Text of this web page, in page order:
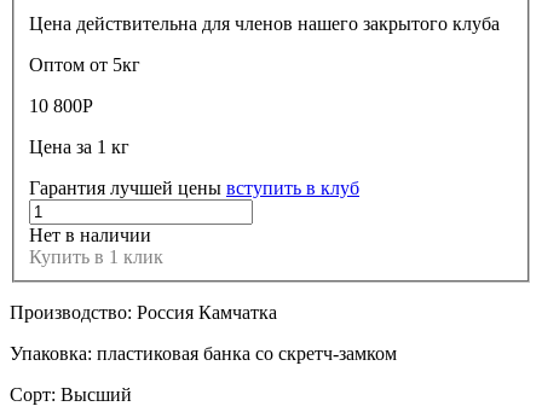
Цена действительна для членов нашего закрытого клуба
Оптом от 5кг
10 800Р
Цена за 1 кг
Гарантия лучшей цены вступить в клуб
Нет в наличии
Купить в 1 клик
Производство: Россия Камчатка
Упаковка: пластиковая банка со скретч-замком
Сорт: Высший